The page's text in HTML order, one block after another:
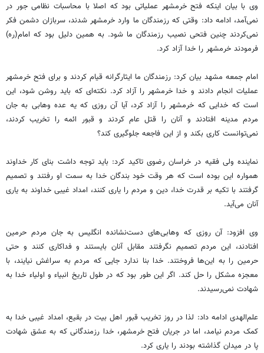
وی با بیان اینکه فتح خرمشهر عملیاتی بود که اصلا با محاسبات نظامی جور در
نمی‌آمد، ادامه داد: وقتی که رزمندگان ما وارد خرمشهر شدند، سربازان دشمن فکر
نمی‌کردند چنین فتحی نصیب رزمندگان ما شود. به همین دلیل بود که امام(ره)
فرمودند خرمشهر را خدا آزاد کرد.
امام‌ جمعه مشهد بیان کرد: رزمندگان ما ایثارگرانه قیام کردند و برای فتح خرمشهر
عملیات انجام دادند و خدا خرمشهر را آزاد کرد. نکته‌ای که باید روشن شود، این
است که خدایی که خرمشهر را آزاد کرد، آیا آن روزی که یه عده وهابی به جان
مردم مدینه افتادند و آنان را قتل عام کردند و قبور ائمه را تخریب کردند،
نمی‌توانست کاری بکند و از این فاجعه جلوگیری کند؟
نماینده ولی فقیه در خراسان رضوی تاکید کرد: باید توجه داشت بنای کار خداوند
همواره این بوده است که هر وقت خود بندگان خدا به سمت او رفتند و تصمیم‌
گرفتند با تکیه بر قدرت خدا، دین و مردم را یاری کنند، امداد غیبی خداوند به یاری
آنان می‌آید.
وی افزود: آن روزی که وهابی‌های دست‌نشانده انگلیس به جان مردم حرمین
افتادند، این مردم تصمیم نگرفتند مقابل آنان بایستند و فداکاری کنند و حتی
حرمین را به این‌ها فروختند. خدا بنا ندارد جایی که مردم به سراغش نیایند، با
معجزه مشکل را حل کند. اگر این طور بود که در طول تاریخ انبیاء و اولیاء خدا به
شهادت نمی‌رسیدند.
علم‌الهدی ادامه داد: لذا در روز تخریب قبور اهل بیت در بقیع، امداد غیبی خدا به
کمک مردم نیامد، اما در جریان فتح خرمشهر، خدا رزمندگانی که به عشق شهادت
پا در میدان گذاشته بودند را یاری کرد.